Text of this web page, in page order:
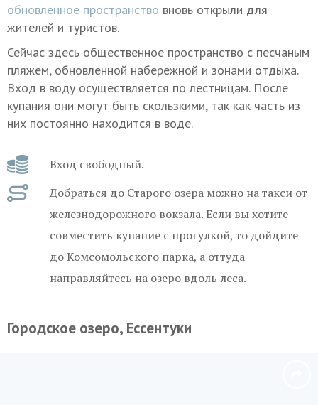
обновленное пространство вновь открыли для
жителей и туристов.
Сейчас здесь общественное пространство с песчаным
пляжем, обновленной набережной и зонами отдыха.
Вход в воду осуществляется по лестницам. После
купания они могут быть скользкими, так как часть из
них постоянно находится в воде.
Вход свободный.
Добраться до Старого озера можно на такси от
железнодорожного вокзала. Если вы хотите
совместить купание с прогулкой, то дойдите
до Комсомольского парка, а оттуда
направляйтесь на озеро вдоль леса.
Городское озеро, Ессентуки